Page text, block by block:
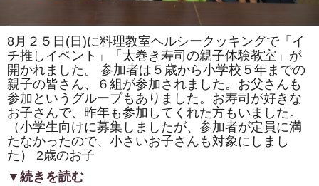
巻
ま
す。
体
験
教
室
も
あ
り
ま
す。
は
8月２５日(日)に料理教室ヘルシークッキングで「イ
チ推しイベント」「太巻き寿司の親子体験教室」が
開かれました。 参加者は５歳から小学校５年までの
親子の皆さん、６組が参加されました。お父さんも
参加というグループもありました。お寿司が好きな
お子さんで、昨年も参加してくれた方もいました。
（小学生向けに募集しましたが、参加者が定員に満
たなかったので、小さいお子さんも対象にしまし
た） 2歳のお子
▼続きを読む